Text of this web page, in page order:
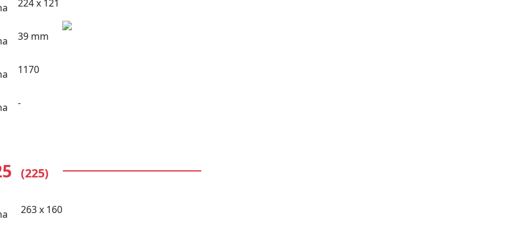
224 x 121
39 mm
1170
-
(225)
263 x 160